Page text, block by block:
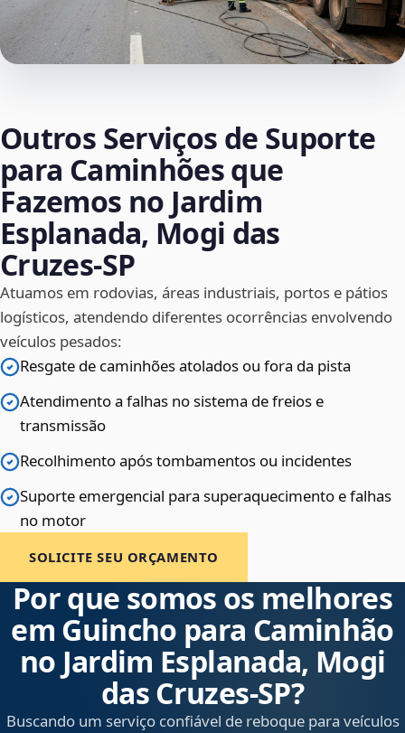
Outros Serviços de Suporte
para Caminhões que
Fazemos no Jardim
Esplanada, Mogi das
Cruzes‑SP
Atuamos em rodovias, áreas industriais, portos e pátios
logísticos, atendendo diferentes ocorrências envolvendo
veículos pesados:
Resgate de caminhões atolados ou fora da pista
Atendimento a falhas no sistema de freios e
transmissão
Recolhimento após tombamentos ou incidentes
Suporte emergencial para superaquecimento e falhas
no motor
SOLICITE SEU ORÇAMENTO
Por que somos os melhores
em Guincho para Caminhão
no Jardim Esplanada, Mogi
das Cruzes‑SP?
Buscando um serviço confiável de reboque para veículos